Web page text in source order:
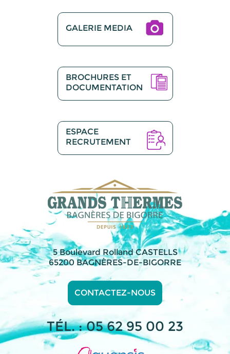
GALERIE MEDIA
BROCHURES ET
DOCUMENTATION
ESPACE
RECRUTEMENT
5 Boulevard Rolland CASTELLS
65200 BAGNÈRES-DE-BIGORRE
CONTACTEZ-NOUS
TÉL. : 05 62 95 00 23